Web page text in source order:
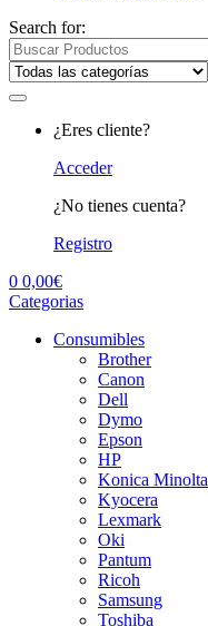
Search for:
¿Eres cliente?
Acceder
¿No tienes cuenta?
Registro
0 0,00€
Categorias
Consumibles
Brother
Canon
Dell
Dymo
Epson
HP
Konica Minolta
Kyocera
Lexmark
Oki
Pantum
Ricoh
Samsung
Toshiba